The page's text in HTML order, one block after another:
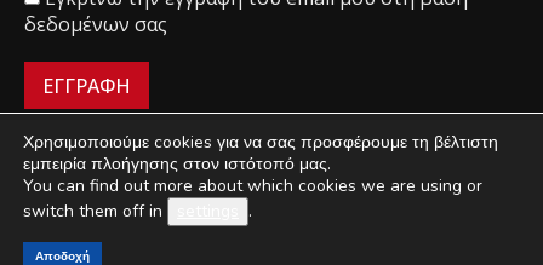
δεδομένων σας
ΠΟΙΟΙ ΕΙΜΑΣΤΕ ΟΡΟΙ ΧΡΗΣΗΣ
ΔΙΑΧΕΙΡΙΣΗ ΑΠΟΡΡΗΤΟΥ
ΔΙΑΦΗΜΙΣΗ
Χρησιμοποιούμε cookies για να σας προσφέρουμε τη βέλτιστη
εμπειρία πλοήγησης στον ιστότοπό μας.
You can find out more about which cookies we are using or
switch them off in
.
Αποδοχή